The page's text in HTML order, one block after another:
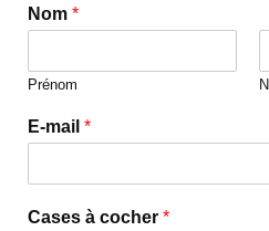
Nom *
Prénom
E-mail *
Cases à cocher *